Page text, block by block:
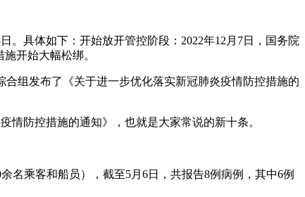
。具体如下：开始放开管控阶段：2022年12月7日，国务院
开始大幅松绑。
组发布了《关于进一步优化落实新冠肺炎疫情防控措施的
情防控措施的通知》，也就是大家常说的新十条。
名乘客和船员），截至5月6日，共报告8例病例，其中6例